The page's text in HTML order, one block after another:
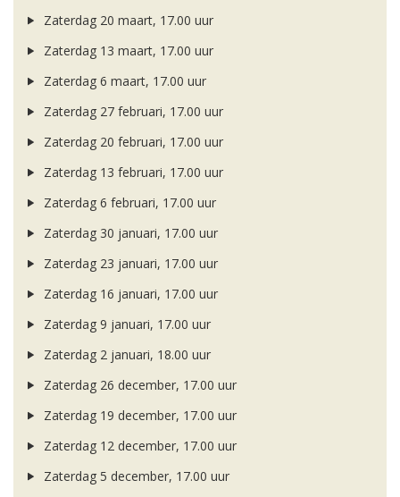
Zaterdag 20 maart, 17.00 uur
Zaterdag 13 maart, 17.00 uur
Zaterdag 6 maart, 17.00 uur
Zaterdag 27 februari, 17.00 uur
Zaterdag 20 februari, 17.00 uur
Zaterdag 13 februari, 17.00 uur
Zaterdag 6 februari, 17.00 uur
Zaterdag 30 januari, 17.00 uur
Zaterdag 23 januari, 17.00 uur
Zaterdag 16 januari, 17.00 uur
Zaterdag 9 januari, 17.00 uur
Zaterdag 2 januari, 18.00 uur
Zaterdag 26 december, 17.00 uur
Zaterdag 19 december, 17.00 uur
Zaterdag 12 december, 17.00 uur
Zaterdag 5 december, 17.00 uur